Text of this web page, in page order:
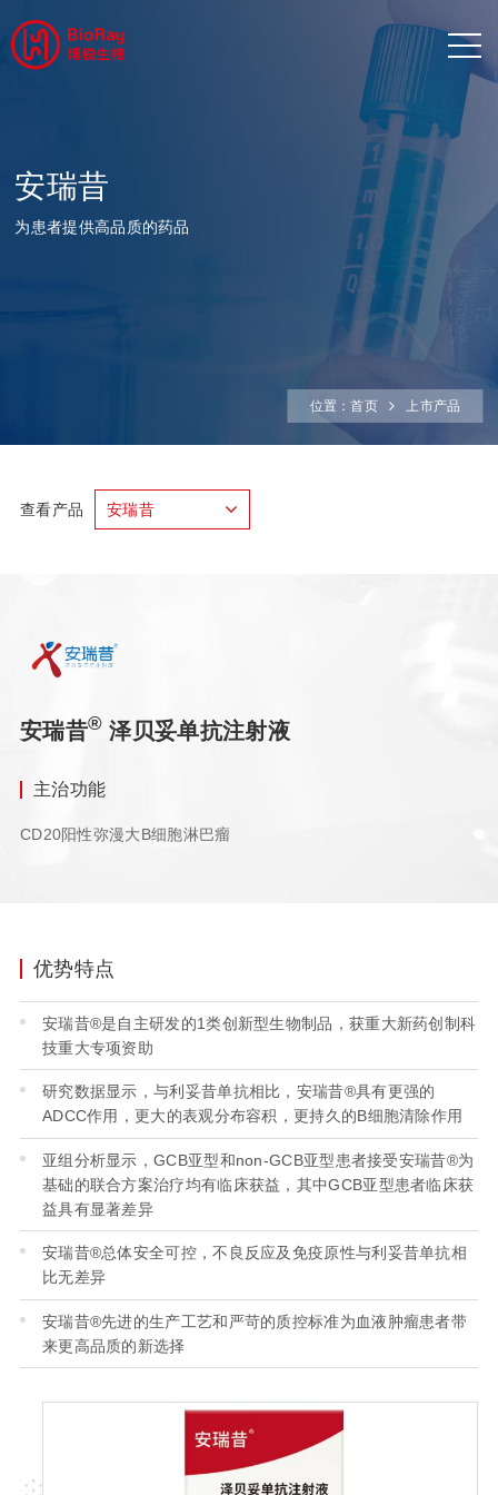
安瑞昔
为患者提供高品质的药品
位置：首页 上市产品
查看产品 安瑞昔
安瑞昔® 泽贝妥单抗注射液
主治功能
CD20阳性弥漫大B细胞淋巴瘤
优势特点
安瑞昔®是自主研发的1类创新型生物制品，获重大新药创制科
技重大专项资助
研究数据显示，与利妥昔单抗相比，安瑞昔®具有更强的
ADCC作用，更大的表观分布容积，更持久的B细胞清除作用
亚组分析显示，GCB亚型和non-GCB亚型患者接受安瑞昔®为
基础的联合方案治疗均有临床获益，其中GCB亚型患者临床获
益具有显著差异
安瑞昔®总体安全可控，不良反应及免疫原性与利妥昔单抗相
比无差异
安瑞昔®先进的生产工艺和严苛的质控标准为血液肿瘤患者带
来更高品质的新选择